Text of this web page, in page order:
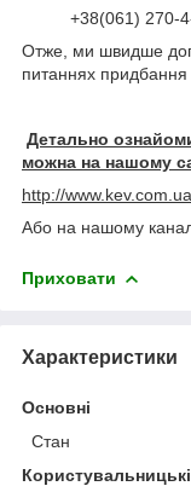
+38(061) 270-
Отже, ми швидше
питаннях придбання
Детально
можна на нашому
http://www.kev.com.ua
Або на нашому
Приховати
Характеристики
Основні
Стан